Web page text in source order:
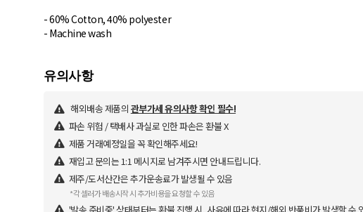
- 60% Cotton, 40% polyester
- Machine wash
유의사항
해외배송 제품의 관부가세 유의사항 확인 필수!
파손 위험 / 택배사 과실로 인한 파손은 환불 X
제품 거래예정일을 꼭 확인해주세요!
재입고 문의는 1:1 메시지로 남겨주시면 안내드립니다.
제주/도서산간은 추가운송료가 발생될 수 있음
*각 셀러가 배송시작 시 추가비용을 요청할 수 있음